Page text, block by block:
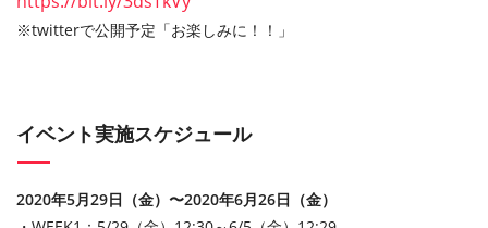
※twitterで公開予定「お楽しみに！！」
イベント実施スケジュール
2020年5月29日（金）〜2020年6月26日（金）